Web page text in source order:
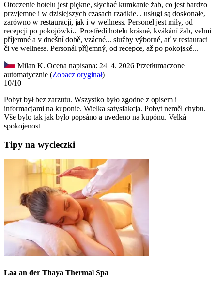
Otoczenie hotelu jest piękne, słychać kumkanie żab, co jest bardzo
przyjemne i w dzisiejszych czasach rzadkie... usługi są doskonałe,
zarówno w restauracji, jak i w wellness. Personel jest miły, od
recepcji po pokojówki... Prostředí hotelu krásné, kvákání žab, velmi
příjemné a v dnešní době, vzácné... služby výborné, ať v restauraci
či ve wellness. Personál příjemný, od recepce, až po pokojské...
Milan K. Ocena napisana: 24. 4. 2026 Przetłumaczone
automatycznie (Zobacz oryginał)
10/10
Pobyt był bez zarzutu. Wszystko było zgodne z opisem i
informacjami na kuponie. Wielka satysfakcja. Pobyt neměl chybu.
Vše bylo tak jak bylo popsáno a uvedeno na kupónu. Velká
spokojenost.
Tipy na wycieczki
Laa an der Thaya Thermal Spa